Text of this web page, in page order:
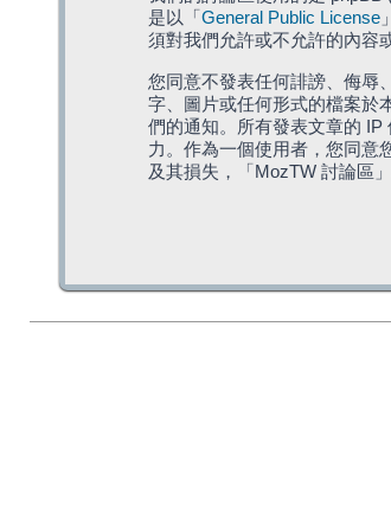
是以「 General Public License
須對我們允許或不允許的內容
您同意不發表任何誹謗、侮辱
字、圖片或任何形式的檔案於
們的通知。所有發表文章的
力。作為一個使用者，您同意
及其損失，「MozTW 討論區